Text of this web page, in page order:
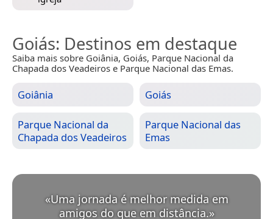
Goiás: Destinos em destaque
Saiba mais sobre Goiânia, Goiás, Parque Nacional da
Chapada dos Veadeiros e Parque Nacional das Emas.
Goiânia Goiás
Parque Nacional da
Chapada dos Veadeiros
Parque Nacional das
Emas
«Uma jornada é melhor medida em
amigos do que em distância. »